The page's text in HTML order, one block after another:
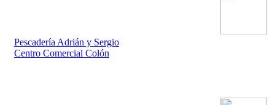
Pescadería Adrián y Sergio
Centro Comercial Colón